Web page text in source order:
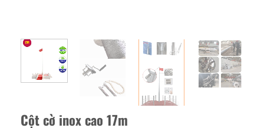
Cột cờ inox cao 17m